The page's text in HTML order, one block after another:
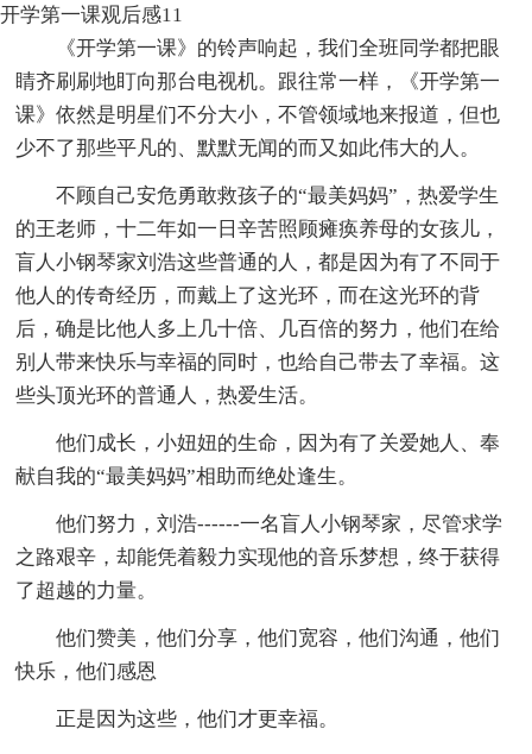
开学第一课观后感11
《开学第一课》的铃声响起，我们全班同学都把眼
睛齐刷刷地盯向那台电视机。跟往常一样，《开学第一
课》依然是明星们不分大小，不管领域地来报道，但也
少不了那些平凡的、默默无闻的而又如此伟大的人。
不顾自己安危勇敢救孩子的“最美妈妈”，热爱学生
的王老师，十二年如一日辛苦照顾瘫痪养母的女孩儿，
盲人小钢琴家刘浩这些普通的人，都是因为有了不同于
他人的传奇经历，而戴上了这光环，而在这光环的背
后，确是比他人多上几十倍、几百倍的努力，他们在给
别人带来快乐与幸福的同时，也给自己带去了幸福。这
些头顶光环的普通人，热爱生活。
他们成长，小妞妞的生命，因为有了关爱她人、奉
献自我的“最美妈妈”相助而绝处逢生。
他们努力，刘浩------一名盲人小钢琴家，尽管求学
之路艰辛，却能凭着毅力实现他的音乐梦想，终于获得
了超越的力量。
他们赞美，他们分享，他们宽容，他们沟通，他们
快乐，他们感恩
正是因为这些，他们才更幸福。